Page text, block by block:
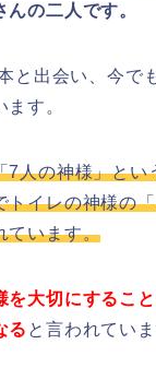
の二人です。
と出会い、今で
す。
7人の神様」とい
トイレの神様の
ています。
を大切にするこ
る と言われていま